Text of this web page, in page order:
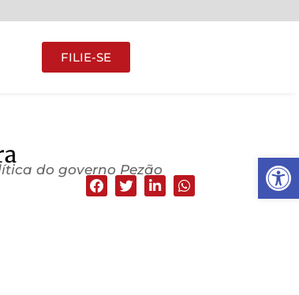
Abrir
FILIE-SE
do governo Pezão